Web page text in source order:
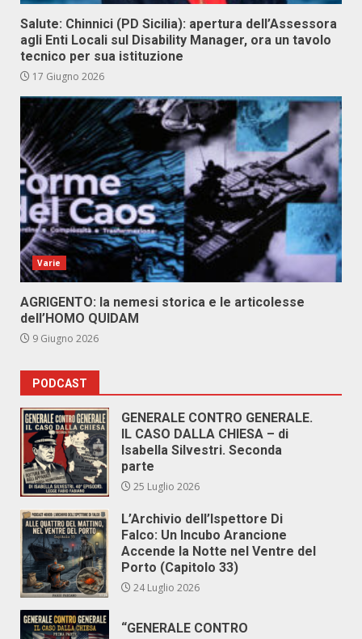
Salute: Chinnici (PD Sicilia): apertura dell’Assessora
agli Enti Locali sul Disability Manager, ora un tavolo
tecnico per sua istituzione
17 Giugno 2026
Varie
AGRIGENTO: la nemesi storica e le articolesse
dell’HOMO QUIDAM
9 Giugno 2026
PODCAST
GENERALE CONTRO GENERALE.
IL CASO DALLA CHIESA – di
Isabella Silvestri. Seconda
parte
25 Luglio 2026
L’Archivio dell’Ispettore Di
Falco: Un Incubo Arancione
Accende la Notte nel Ventre del
Porto (Capitolo 33)
24 Luglio 2026
“GENERALE CONTRO